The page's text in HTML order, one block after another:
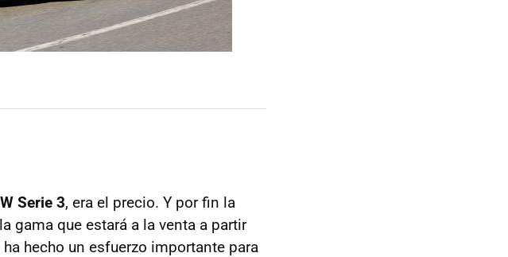
Serie 3, era el precio. Y por fin la
gama que estará a la venta a partir
ha hecho un esfuerzo importante para